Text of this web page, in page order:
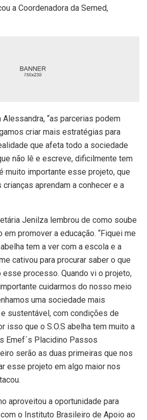
a Coordenadora da Semed,
“as parcerias podem
criar mais estratégias para
que afeta todo a sociedade
não lê e escreve, dificilmente tem
muito importante esse projeto, que
aprendam a conhecer e a
Jenilza lembrou de como soube
promover a educação. “Fiquei me
tem a ver com a escola e a
cativou para procurar saber o que
processo. Quando vi o projeto,
cuidarmos do nosso meio
uma sociedade mais
sustentável, com condições de
isso que o S.O.S abelha tem muito a
Emef´s Placidino Passos
serão as duas primeiras que nos
esse projeto em algo maior nos
aproveitou a oportunidade para
o Instituto Brasileiro de Apoio ao